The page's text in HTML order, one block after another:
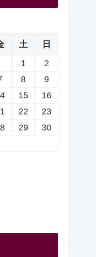
土
日
1
2
8
9
15
16
22
23
29
30